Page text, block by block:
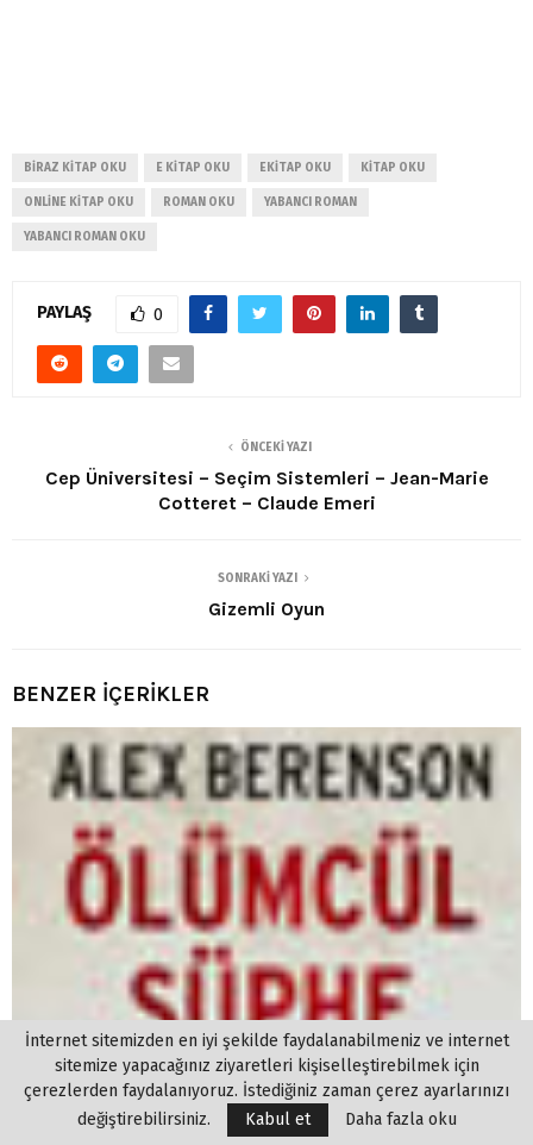
BIRAZ KITAP OKU E KITAP OKU EKITAP OKU KITAP OKU
ONLINE KITAP OKU ROMAN OKU YABANCI ROMAN
YABANCI ROMAN OKU
PAYLAŞ 0
ÖNCEKI YAZI
Cep Üniversitesi – Seçim Sistemleri – Jean-Marie
Cotteret – Claude Emeri
SONRAKI YAZI
Gizemli Oyun
BENZER İÇERİKLER
İnternet sitemizden en iyi şekilde faydalanabilmeniz ve internet
sitemize yapacağınız ziyaretleri kişiselleştirebilmek için
çerezlerden faydalanıyoruz. İstediğiniz zaman çerez ayarlarınızı
değiştirebilirsiniz.
Kabul et Daha fazla oku